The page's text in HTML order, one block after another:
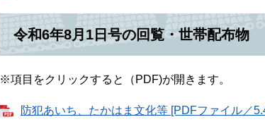
令和6年8月1日号の回覧・世帯配布物
※項目をクリックすると（PDF)が開きます。
防犯あいち、たかはま文化等 [PDFファイル／